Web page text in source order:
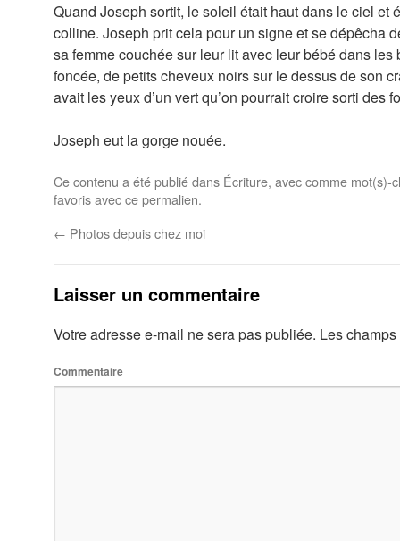
Quand Joseph sortit, le soleil était haut dans le ciel et
colline. Joseph prit cela pour un signe et se dépêcha
sa femme couchée sur leur lit avec leur bébé dans
foncée, de petits cheveux noirs sur le dessus de son
avait les yeux d’un vert qu’on pourrait croire sorti des
Joseph eut la gorge nouée.
Ce contenu a été publié dans Écriture, avec comme mot(s)-
favoris avecce permalien.
← Photos depuis chez moi
Laisser un commentaire
Votre adresse e-mail ne sera pas publiée. Les
Commentaire